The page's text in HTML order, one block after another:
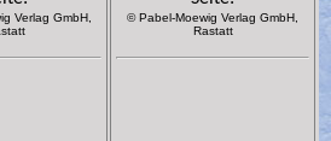
Verlag GmbH,
© Pabel-Moewig Verlag GmbH,
Rastatt